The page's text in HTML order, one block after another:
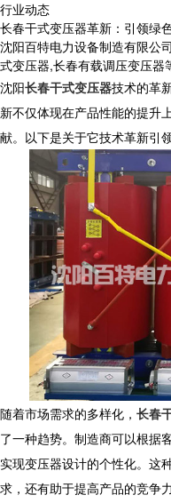
行业动态
长春干式变压器革新：引领绿
沈阳百特电力设备制造有限公
式变压器,长春有载调压变压器
沈阳长春干式变压器技术的革
新不仅体现在产品性能的提升
献。以下是关于它技术革新引
随着市场需求的多样化， 长春
了一种趋势。制造商可以根据
实现变压器设计的个性化。这
求，还有助于提高产品的竞争